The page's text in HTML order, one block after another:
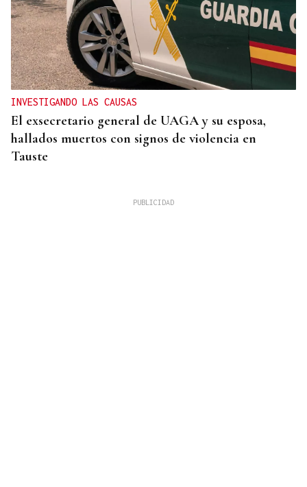
INVESTIGANDO LAS CAUSAS
El exsecretario general de UAGA y su esposa,
hallados muertos con signos de violencia en
Tauste